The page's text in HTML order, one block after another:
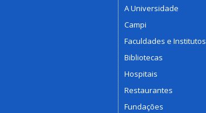
A Universidade
Campi
Faculdades e Institutos
Bibliotecas
Hospitais
Restaurantes
Fundações